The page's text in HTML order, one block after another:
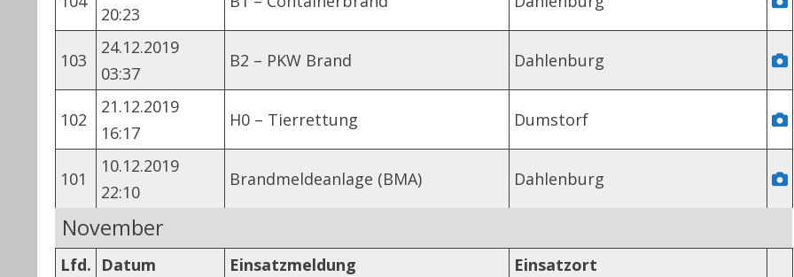
20:23
103
24.12.2019
03:37
B2 – PKW Brand Dahlenburg
102
21.12.2019
16:17
H0 – Tierrettung Dumstorf
101
10.12.2019
22:10
Brandmeldeanlage (BMA) Dahlenburg
November
Lfd. Datum Einsatzmeldung Einsatzort